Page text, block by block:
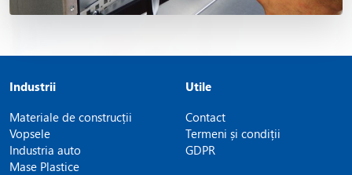
Industrii
Materiale de construcții
Vopsele
Industria auto
Mase Plastice
Utile
Contact
Termeni și condiții
GDPR